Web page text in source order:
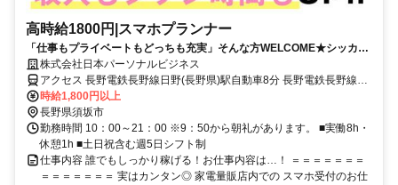
高時給1800円|スマホプランナー
「仕事もプライベートもどっちも充実」そんな方WELCOME★シッカリ
稼げてシッカリ休める販売・接客ワーク♪
株式会社日本パーソナルビジネス
アクセス 長野電鉄長野線日野(長野県)駅自動車8分 長野電鉄長野線村
山(長野県)駅自動車6分 長野電鉄長野線須坂駅自動車12分 長野電鉄長
野線柳原(長野県)駅自動車12分 長野電鉄長野線北須坂駅自動車14分
時給1,800円以上
長野県須坂市
勤務時間 10：00～21：00 ※9：50から朝礼があります。 ■実働8h・
休憩1h ■土日祝含む週5日シフト制
仕事内容 誰でもしっかり稼げる！お仕事内容は…！ ＝＝＝＝＝＝＝
＝＝＝＝＝＝＝ 実はカンタン◎ 家電量販店内での スマホ受付のお仕